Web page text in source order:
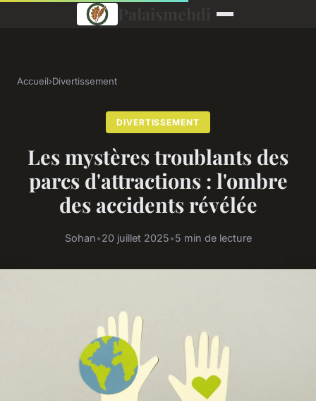
Accueil›Divertissement
DIVERTISSEMENT
Les mystères troublants des
parcs d'attractions : l'ombre
des accidents révélée
Sohan•20 juillet 2025•5 min de lecture